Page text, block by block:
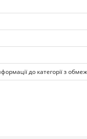
до категорії з